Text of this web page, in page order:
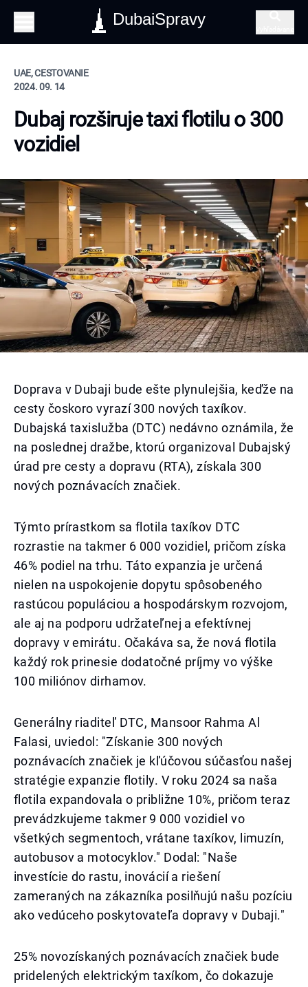
DubaiSpravy
UAE, CESTOVANIE
2024. 09. 14
Dubaj rozširuje taxi flotilu o 300
vozidiel
Doprava v Dubaji bude ešte plynulejšia, keďže na
cesty čoskoro vyrazí 300 nových taxíkov.
Dubajská taxislužba (DTC) nedávno oznámila, že
na poslednej dražbe, ktorú organizoval Dubajský
úrad pre cesty a dopravu (RTA), získala 300
nových poznávacích značiek.
Týmto prírastkom sa flotila taxíkov DTC
rozrastie na takmer 6 000 vozidiel, pričom získa
46% podiel na trhu. Táto expanzia je určená
nielen na uspokojenie dopytu spôsobeného
rastúcou populáciou a hospodárskym rozvojom,
ale aj na podporu udržateľnej a efektívnej
dopravy v emirátu. Očakáva sa, že nová flotila
každý rok prinesie dodatočné príjmy vo výške
100 miliónov dirhamov.
Generálny riaditeľ DTC, Mansoor Rahma Al
Falasi, uviedol: "Získanie 300 nových
poznávacích značiek je kľúčovou súčasťou našej
stratégie expanzie flotily. V roku 2024 sa naša
flotila expandovala o približne 10%, pričom teraz
prevádzkujeme takmer 9 000 vozidiel vo
všetkých segmentoch, vrátane taxíkov, limuzín,
autobusov a motocyklov." Dodal: "Naše
investície do rastu, inovácií a riešení
zameraných na zákazníka posilňujú našu pozíciu
ako vedúceho poskytovateľa dopravy v Dubaji."
25% novozískaných poznávacích značiek bude
pridelených elektrickým taxíkom, čo dokazuje